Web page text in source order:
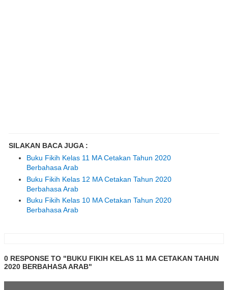
SILAKAN BACA JUGA :
Buku Fikih Kelas 11 MA Cetakan Tahun 2020
Berbahasa Arab
Buku Fikih Kelas 12 MA Cetakan Tahun 2020
Berbahasa Arab
Buku Fikih Kelas 10 MA Cetakan Tahun 2020
Berbahasa Arab
0 RESPONSE TO "BUKU FIKIH KELAS 11 MA CETAKAN TAHUN
2020 BERBAHASA ARAB"